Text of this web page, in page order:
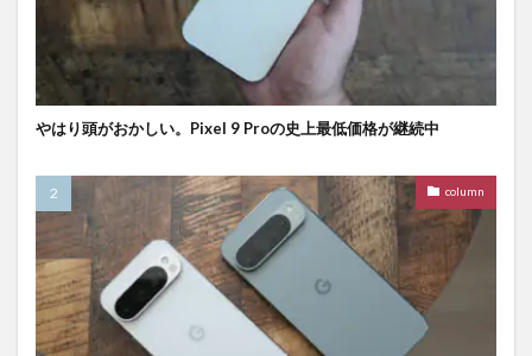
やはり頭がおかしい。Pixel 9 Proの史上最低価格が継続中
column